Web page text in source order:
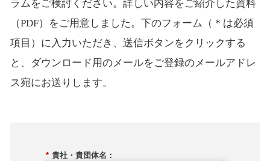
ラムをご検討ください。詳しい内容をご紹介した資料
（PDF）をご用意しました。下のフォーム（＊は必須
項目）に入力いただき、送信ボタンをクリックする
と、ダウンロード用のメールをご登録のメールアドレ
ス宛にお送りします。
* 貴社・貴団体名：